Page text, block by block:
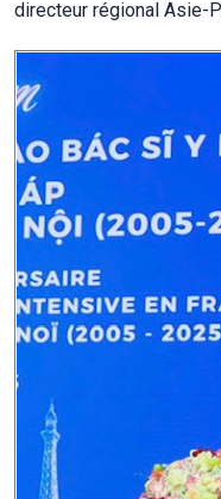
directeur régional Asie-